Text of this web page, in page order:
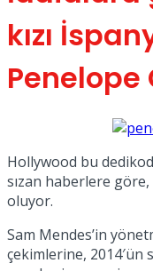
View All Result
kızı
Penelope
Hollywood bu
sızan haberlere göre,
oluyor.
Sam Mendes’in
çekimlerine, 2014′ün